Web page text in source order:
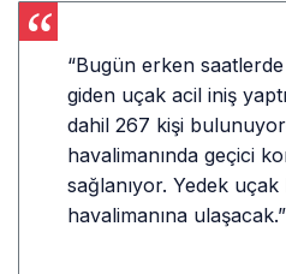
“Bugün erken saatlerde
giden uçak acil iniş
dahil 267 kişi
havalimanında geçici
sağlanıyor. Yedek uçak
havalimanına ulaşacak.”